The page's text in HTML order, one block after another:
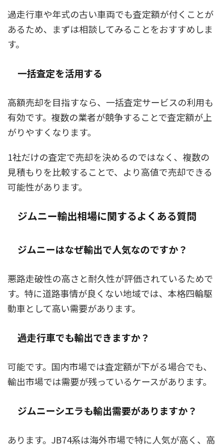
過走行車や年式の古い車両でも査定額が付くことが
あるため、まずは相談してみることをおすすめしま
す。
一括査定を活用する
高額売却を目指すなら、一括査定サービスの利用も
有効です。複数の業者が競争することで査定額が上
がりやすくなります。
1社だけの査定で売却を決めるのではなく、複数の
見積もりを比較することで、より高値で売却できる
可能性があります。
ジムニー輸出相場に関するよくある質問
ジムニーはなぜ輸出で人気なのですか？
悪路走破性の高さと耐久性が評価されているためで
す。特に道路事情が良くない地域では、本格四輪駆
動車として高い需要があります。
過走行車でも輸出できますか？
可能です。国内市場では査定額が下がる場合でも、
輸出市場では需要が残っているケースがあります。
ジムニーシエラも輸出需要がありますか？
あります。JB74系は海外市場で特に人気が高く、高